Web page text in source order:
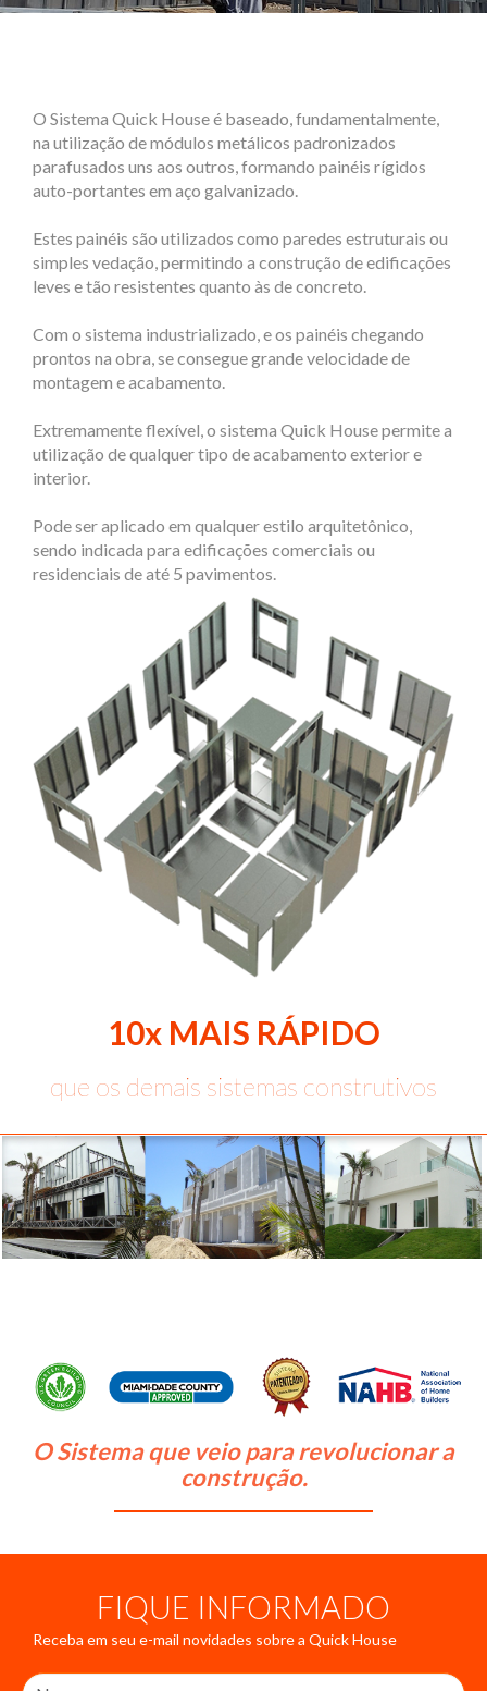
O Sistema Quick House é baseado, fundamentalmente,
na utilização de módulos metálicos padronizados
parafusados uns aos outros, formando painéis rígidos
auto-portantes em aço galvanizado.
Estes painéis são utilizados como paredes estruturais ou
simples vedação, permitindo a construção de edificações
leves e tão resistentes quanto às de concreto.
Com o sistema industrializado, e os painéis chegando
prontos na obra, se consegue grande velocidade de
montagem e acabamento.
Extremamente flexível, o sistema Quick House permite a
utilização de qualquer tipo de acabamento exterior e
interior.
Pode ser aplicado em qualquer estilo arquitetônico,
sendo indicada para edificações comerciais ou
residenciais de até 5 pavimentos.
10x MAIS RÁPIDO
que os demais sistemas construtivos
O Sistema que veio para revolucionar a
construção.
FIQUE INFORMADO
Receba em seu e-mail novidades sobre a Quick House